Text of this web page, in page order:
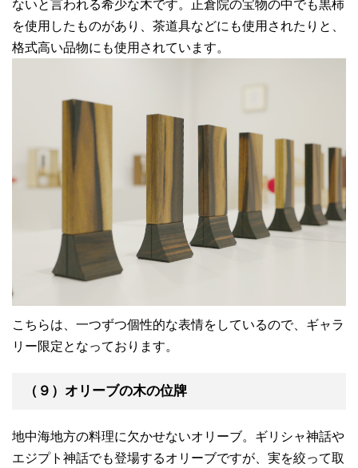
ないと言われる希少な木です。正倉院の宝物の中でも黒柿
を使用したものがあり、茶道具などにも使用されたりと、
格式高い品物にも使用されています。
こちらは、一つずつ個性的な表情をしているので、ギャラ
リー限定となっております。
（９）オリーブの木の位牌
地中海地方の料理に欠かせないオリーブ。ギリシャ神話や
エジプト神話でも登場するオリーブですが、実を絞って取